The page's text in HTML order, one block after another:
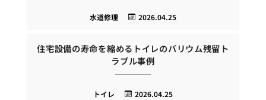
2026.04.25
水道修理
住宅設備の寿命を縮めるトイレのバリウム残留ト
ラブル事例
2026.04.25
トイレ